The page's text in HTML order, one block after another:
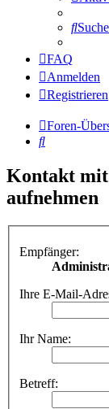
Suche
FAQ
Anmelden
Registrieren
Foren-
Suche
Kontakt
aufnehmen
Empfänger:
Ihre E-Mail-
Ihr Name:
Betreff: